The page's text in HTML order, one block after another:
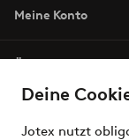
Deine
Jotex nutzt
Meine Konto